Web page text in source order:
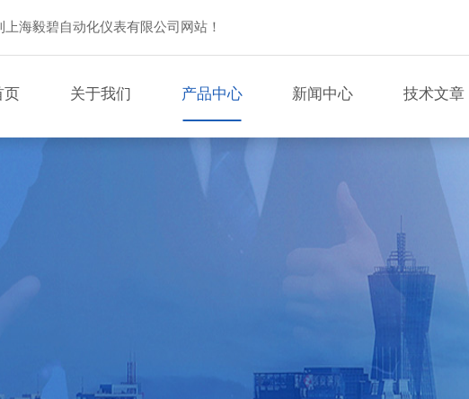
上海毅碧自动化仪表有限公司网站！
页 关于我们 产品中心 新闻中心 技术文章